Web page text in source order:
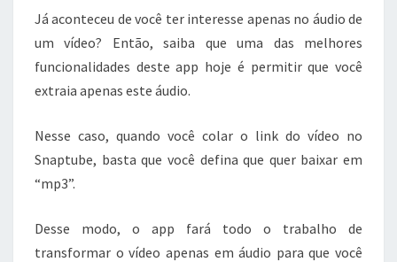
Já aconteceu de você ter interesse apenas no áudio de
um vídeo? Então, saiba que uma das melhores
funcionalidades deste app hoje é permitir que você
extraia apenas este áudio.
Nesse caso, quando você colar o link do vídeo no
Snaptube, basta que você defina que quer baixar em
“mp3”.
Desse modo, o app fará todo o trabalho de
transformar o vídeo apenas em áudio para que você